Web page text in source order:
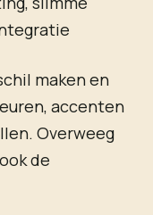
maken en
accenten
Overweeg
de